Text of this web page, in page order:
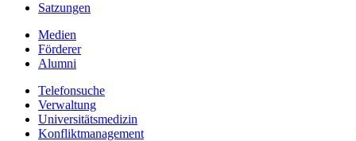
Satzungen
Medien
Förderer
Alumni
Telefonsuche
Verwaltung
Universitätsmedizin
Konfliktmanagement